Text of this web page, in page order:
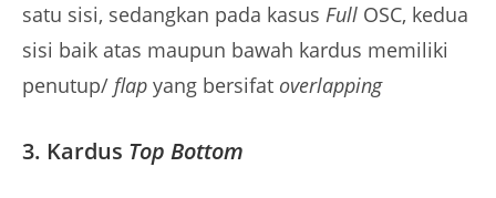
satu sisi, sedangkan pada kasus Full OSC, kedua
sisi baik atas maupun bawah kardus memiliki
penutup/ flap yang bersifat overlapping
3. Kardus Top Bottom